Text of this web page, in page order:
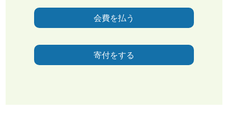
会費を払う
寄付をする